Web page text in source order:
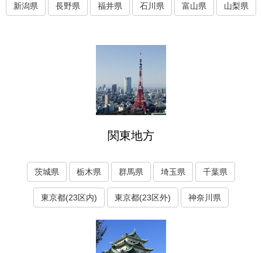
新潟県 長野県 福井県 石川県 富山県 山梨県
関東地方
茨城県 栃木県 群馬県 埼玉県 千葉県
東京都(23区内) 東京都(23区外) 神奈川県